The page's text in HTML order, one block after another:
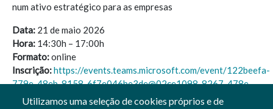
num ativo estratégico para as empresas
Data: 21 de maio 2026
Hora: 14:30h – 17:00h
Formato:online
Inscrição:https://events.teams.microsoft.com/event/122beefa-
779e-48eb-8158-6f7e046be3de@02ce1098-8267-478e-
8b9a-4e8ed0c4d2f7
Utilizamos uma seleção de cookies próprios e de